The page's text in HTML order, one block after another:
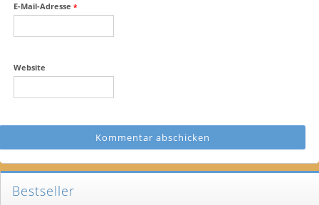
E-Mail-Adresse *
Website
Bestseller